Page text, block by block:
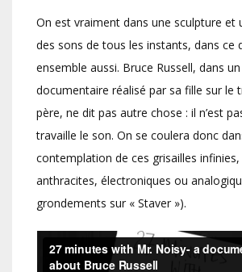
On est vraiment dans une sculpture et
des sons de tous les instants, dans ce
ensemble aussi. Bruce Russell, dans
documentaire réalisé par sa fille sur le
père, ne dit pas autre chose : il n’est
travaille le son. On se coulera donc
contemplation de ces grisailles
anthracites, électroniques ou
grondements sur « Staver »).